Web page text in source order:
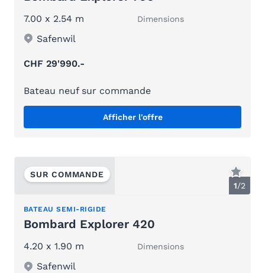
7.00 x 2.54 m Dimensions
Safenwil
CHF 29'990.-
Bateau neuf sur commande
Afficher l'offre
1/2
SUR COMMANDE
BATEAU SEMI-RIGIDE
Bombard Explorer 420
4.20 x 1.90 m Dimensions
Safenwil